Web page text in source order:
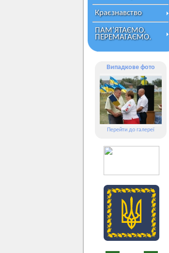
Краєзнавство
ПАМ’ЯТАЄМО.
ПЕРЕМАГАЄМО.
Випадкове фото
Перейти до галереї